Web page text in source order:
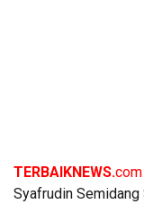
TERBAIKNEWS.com
Syafrudin